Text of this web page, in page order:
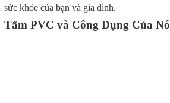
sức khỏe của bạn và gia đình.
Tấm PVC và Công Dụng Của Nó